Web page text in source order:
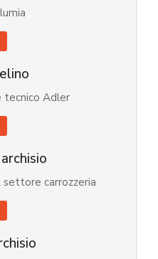
tecnico Adler
settore carrozzeria